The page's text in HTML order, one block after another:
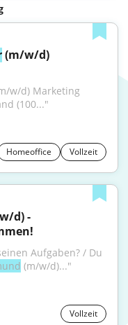
(m/w/d)
w/d) Marketing
(100..."
Homeoffice Vollzeit
Aufgaben? / Du
(m/w/d)..."
Vollzeit